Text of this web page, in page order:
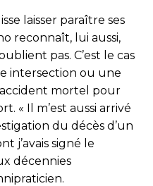
laisser paraître ses
reconnaît, lui aussi,
pas. C’est le cas
intersection ou une
mortel pour
« Il m’est aussi arrivé
du décès d’un
j’avais signé le
décennies